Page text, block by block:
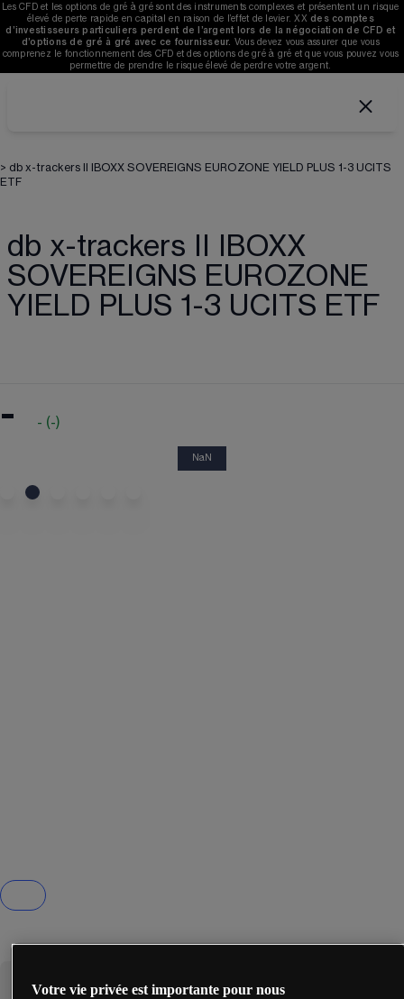
Les CFD et les options de gré à gré sont des instruments complexes et présentent un risque
élevé de perte rapide en capital en raison de l’effet de levier. XX des comptes
d’investisseurs particuliers perdent de l’argent lors de la négociation de CFD et
d’options de gré à gré avec ce fournisseur. Vous devez vous assurer que vous
comprenez le fonctionnement des CFD et des options de gré à gré et que vous pouvez vous
permettre de prendre le risque élevé de perdre votre argent.
> db x-trackers II IBOXX SOVEREIGNS EUROZONE YIELD PLUS 1-3 UCITS
ETF
db x-trackers II IBOXX
SOVEREIGNS EUROZONE
YIELD PLUS 1-3 UCITS ETF
- - (-)
NaN
-
Votre vie privée est importante pour nous